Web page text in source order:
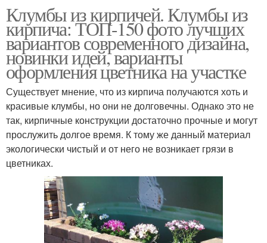
Клумбы из кирпичей. Клумбы из
кирпича: ТОП-150 фото лучших
вариантов современного дизайна,
новинки идей, варианты
оформления цветника на участке
Существует мнение, что из кирпича получаются хоть и
красивые клумбы, но они не долговечны. Однако это не
так, кирпичные конструкции достаточно прочные и могут
прослужить долгое время. К тому же данный материал
экологически чистый и от него не возникает грязи в
цветниках.